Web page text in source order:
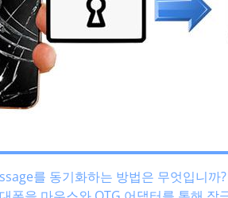
를 동기화하는 방법은 무엇입니까?